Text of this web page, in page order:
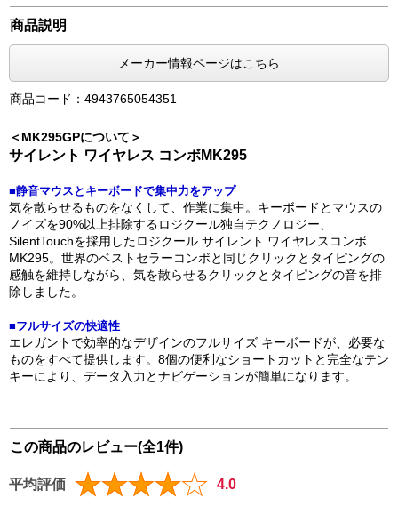
商品説明
メーカー情報ページはこちら
商品コード：4943765054351
＜MK295GPについて＞
サイレント ワイヤレス コンボMK295
■静音マウスとキーボードで集中力をアップ
気を散らせるものをなくして、作業に集中。キーボードとマウスの
ノイズを90%以上排除するロジクール独自テクノロジー、
SilentTouchを採用したロジクール サイレント ワイヤレスコンボ
MK295。世界のベストセラーコンボと同じクリックとタイピングの
感触を維持しながら、気を散らせるクリックとタイピングの音を排
除しました。
■フルサイズの快適性
エレガントで効率的なデザインのフルサイズ キーボードが、必要な
ものをすべて提供します。8個の便利なショートカットと完全なテン
キーにより、データ入力とナビゲーションが簡単になります。
この商品のレビュー(全1件)
平均評価 4.0